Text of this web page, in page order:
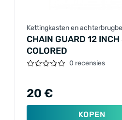
Kettingkasten en
CHAIN GUARD 12 INCH
COLORED
0 recensies
20 €
KOPEN